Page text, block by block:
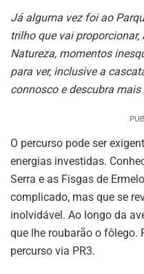
Já alguma vez foi ao
trilho que vai
Natureza, momentos
para ver, inclusive a
connosco e descubra
O percurso pode ser
energias investidas.
Serra e as Fisgas de
complicado, mas que se
inolvidável. Ao longo da
que lhe roubarão o fôlego.
percurso via PR3.